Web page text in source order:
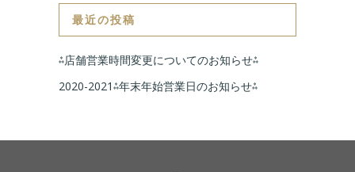
最近の投稿
⁂店舗営業時間変更についてのお知らせ⁂
2020-2021⁂年末年始営業日のお知らせ⁂